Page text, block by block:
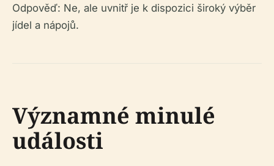
Odpověď: Ne, ale uvnitř je k dispozici široký výběr
jídel a nápojů.
Významné minulé
události